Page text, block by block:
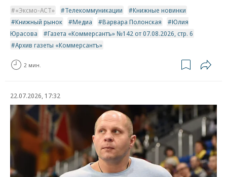
«Эксмо-АСТ» Телекоммуникации
Книжные новинки
Книжный рынок
Медиа Варвара Полонская
Юлия
Юрасова
Газета «Коммерсантъ» №142 от 07.08.2026, стр. 6
Архив газеты «Коммерсантъ»
2 мин.
22.07.2026, 17:32